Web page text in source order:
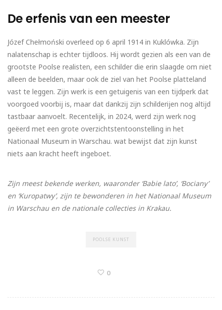
De erfenis van een meester
Józef Chełmoński overleed op 6 april 1914 in Kuklówka. Zijn
nalatenschap is echter tijdloos. Hij wordt gezien als een van de
grootste Poolse realisten, een schilder die erin slaagde om niet
alleen de beelden, maar ook de ziel van het Poolse platteland
vast te leggen. Zijn werk is een getuigenis van een tijdperk dat
voorgoed voorbij is, maar dat dankzij zijn schilderijen nog altijd
tastbaar aanvoelt. Recentelijk, in 2024, werd zijn werk nog
geëerd met een grote overzichtstentoonstelling in het
Nationaal Museum in Warschau. wat bewijst dat zijn kunst
niets aan kracht heeft ingeboet.
Zijn meest bekende werken, waaronder ‘Babie lato’, ‘Bociany’
en ‘Kuropatwy’, zijn te bewonderen in het Nationaal Museum
in Warschau en de nationale collecties in Krakau.
POOLSE KUNST
0